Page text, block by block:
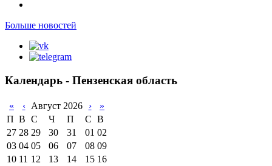
Больше новостей
Календарь - Пензенская область
« ‹ Август 2026 ›
»
П В С Ч П С В
27 28 29 30 31 01 02
03 04 05 06 07 08 09
10 11 12 13 14 15 16